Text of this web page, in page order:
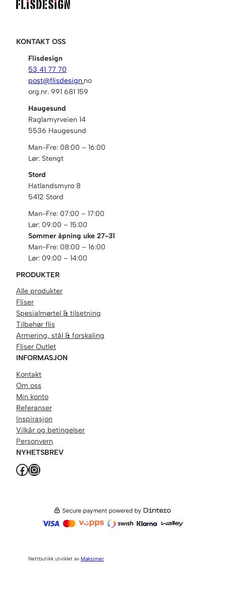
KONTAKT OSS
Flisdesign
53 41 77 70
post@flisdesign.no
org.nr. 991 681 159
Haugesund
Raglamyrveien 14
5536 Haugesund
Man-Fre: 08:00 – 16:00
Lør: Stengt
Stord
Hatlandsmyro 8
5412 Stord
Man-Fre: 07:00 – 17:00
Lør: 09:00 – 15:00
Sommer åpning uke 27-31
Man-Fre: 08:00 – 16:00
Lør: 09:00 – 14:00
PRODUKTER
Alle produkter
Fliser
Spesialmørtel & tilsetning
Tilbehør flis
Armering, stål & forskaling
Fliser Outlet
INFORMASJON
Kontakt
Om oss
Min konto
Referanser
Inspirasjon
Vilkår og betingelser
Personvern
NYHETSBREV
Facebook Instagram
Nettbutikk utviklet av Maksimer